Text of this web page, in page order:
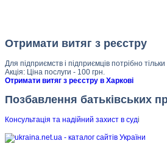
Отримати витяг з реєстру
Для підприємств і підприємців потрібно
Акція: Ціна послуги - 100 грн.
Отримати витяг з реєстру в Харкові
Позбавлення батьківських
Консультація та надійний захист в суді